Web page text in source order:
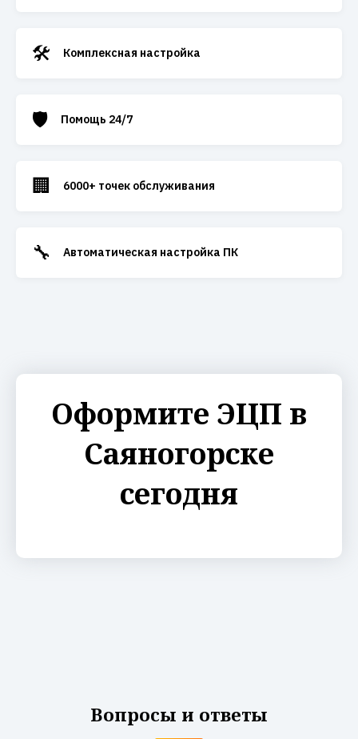
🛠️ Комплексная настройка
🛡️ Помощь 24/7
🏢 6000+ точек обслуживания
🔧 Автоматическая настройка ПК
Оформите ЭЦП в
Саяногорске
сегодня
Вопросы и ответы